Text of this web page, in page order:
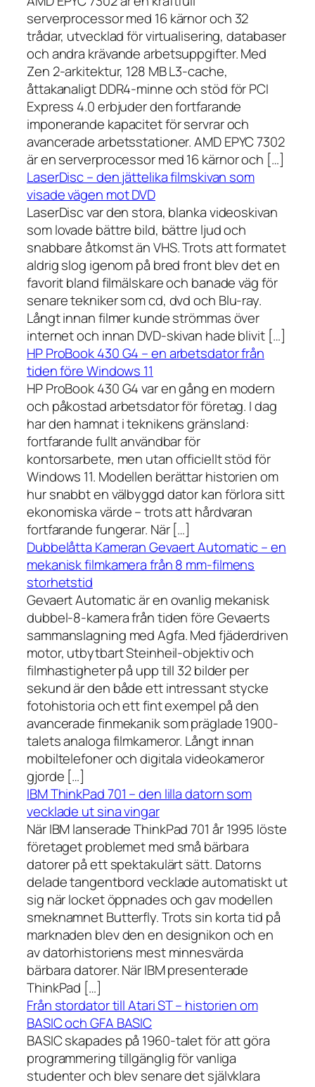
serverprocessor med 16 kärnor och 32
trådar, utvecklad för virtualisering, databaser
och andra krävande arbetsuppgifter. Med
Zen 2-arkitektur, 128 MB L3-cache,
åttakanaligt DDR4-minne och stöd för PCI
Express 4.0 erbjuder den fortfarande
imponerande kapacitet för servrar och
avancerade arbetsstationer. AMD EPYC 7302
är en serverprocessor med 16 kärnor och […]
LaserDisc – den jättelika filmskivan som
visade vägen mot DVD
LaserDisc var den stora, blanka videoskivan
som lovade bättre bild, bättre ljud och
snabbare åtkomst än VHS. Trots att formatet
aldrig slog igenom på bred front blev det en
favorit bland filmälskare och banade väg för
senare tekniker som cd, dvd och Blu-ray.
Långt innan filmer kunde strömmas över
internet och innan DVD-skivan hade blivit […]
HP ProBook 430 G4 – en arbetsdator från
tiden före Windows 11
HP ProBook 430 G4 var en gång en modern
och påkostad arbetsdator för företag. I dag
har den hamnat i teknikens gränsland:
fortfarande fullt användbar för
kontorsarbete, men utan officiellt stöd för
Windows 11. Modellen berättar historien om
hur snabbt en välbyggd dator kan förlora sitt
ekonomiska värde – trots att hårdvaran
fortfarande fungerar. När […]
Dubbelåtta Kameran Gevaert Automatic – en
mekanisk filmkamera från 8 mm-filmens
storhetstid
Gevaert Automatic är en ovanlig mekanisk
dubbel-8-kamera från tiden före Gevaerts
sammanslagning med Agfa. Med fjäderdriven
motor, utbytbart Steinheil-objektiv och
filmhastigheter på upp till 32 bilder per
sekund är den både ett intressant stycke
fotohistoria och ett fint exempel på den
avancerade finmekanik som präglade 1900-
talets analoga filmkameror. Långt innan
mobiltelefoner och digitala videokameror
gjorde […]
IBM ThinkPad 701 – den lilla datorn som
vecklade ut sina vingar
När IBM lanserade ThinkPad 701 år 1995 löste
företaget problemet med små bärbara
datorer på ett spektakulärt sätt. Datorns
delade tangentbord vecklade automatiskt ut
sig när locket öppnades och gav modellen
smeknamnet Butterfly. Trots sin korta tid på
marknaden blev den en designikon och en
av datorhistoriens mest minnesvärda
bärbara datorer. När IBM presenterade
ThinkPad […]
Från stordator till Atari ST – historien om
BASIC och GFA BASIC
BASIC skapades på 1960-talet för att göra
programmering tillgänglig för vanliga
studenter och blev senare det självklara